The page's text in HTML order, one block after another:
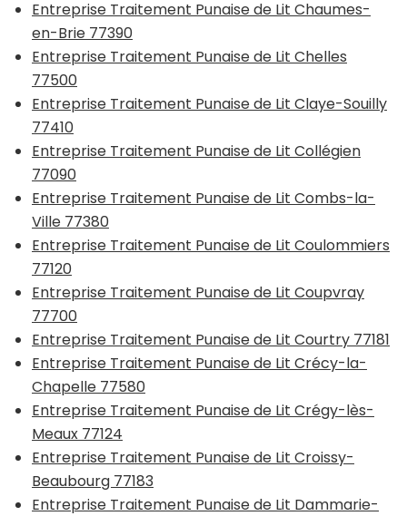
Entreprise Traitement Punaise de Lit Chaumes-
en-Brie 77390
Entreprise Traitement Punaise de Lit Chelles
77500
Entreprise Traitement Punaise de Lit Claye-Souilly
77410
Entreprise Traitement Punaise de Lit Collégien
77090
Entreprise Traitement Punaise de Lit Combs-la-
Ville 77380
Entreprise Traitement Punaise de Lit Coulommiers
77120
Entreprise Traitement Punaise de Lit Coupvray
77700
Entreprise Traitement Punaise de Lit Courtry 77181
Entreprise Traitement Punaise de Lit Crécy-la-
Chapelle 77580
Entreprise Traitement Punaise de Lit Crégy-lès-
Meaux 77124
Entreprise Traitement Punaise de Lit Croissy-
Beaubourg 77183
Entreprise Traitement Punaise de Lit Dammarie-